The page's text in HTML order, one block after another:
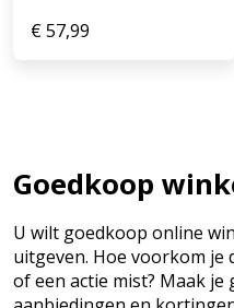
€57,99
Goedkoop
U wilt goedkoop online
uitgeven. Hoe voorkom je
of een actie mist? Maak